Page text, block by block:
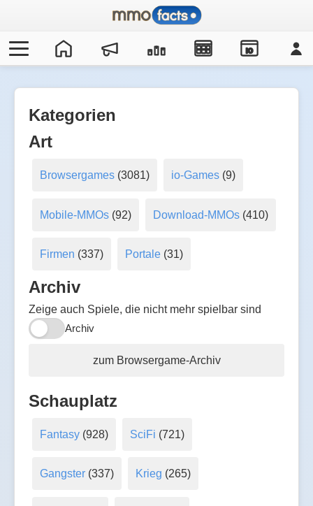
IO
Kategorien
Art
Browsergames(3081) io-Games (9)
Mobile-MMOs(92) Download-MMOs (410)
Firmen (337) Portale (31)
Archiv
Zeige auch Spiele, die nicht mehr spielbar sind
Archiv
zum Browsergame-Archiv
Schauplatz
Fantasy(928) SciFi (721)
Gangster(337) Krieg (265)